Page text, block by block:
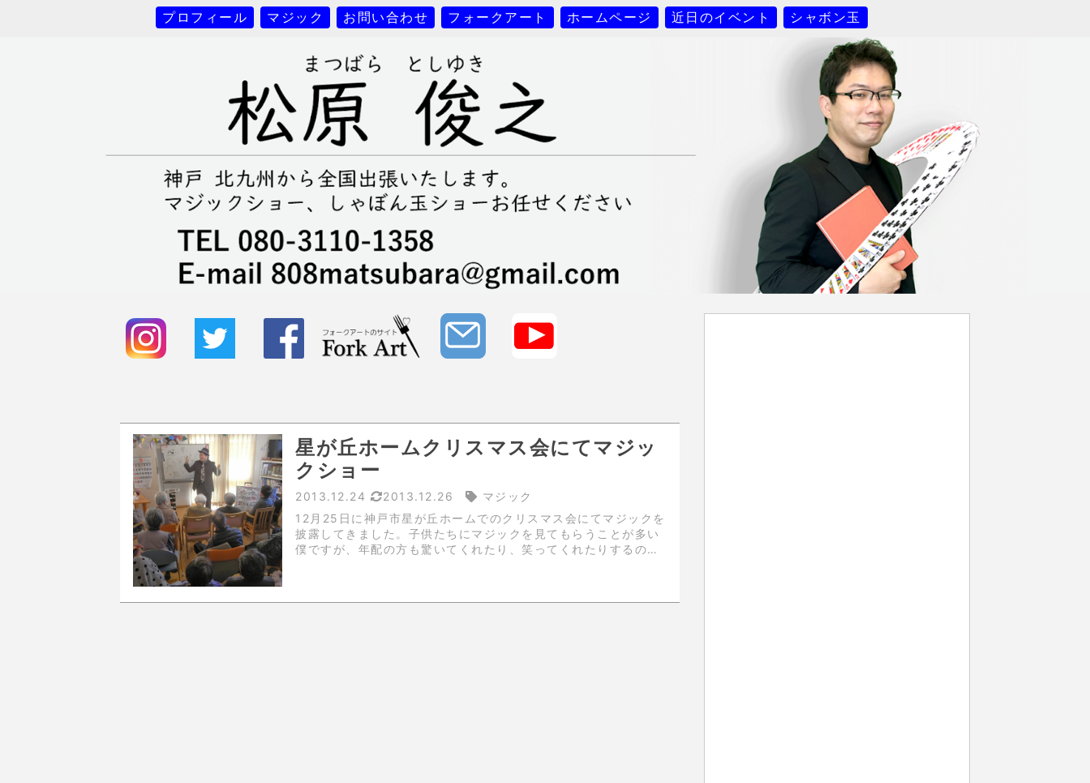
プロフィール マジック お問い合わせ フォークアート ホームページ 近日のイベント シャボン玉
星が丘ホームクリスマス会にてマジッ
クショー
2013.12.24 2013.12.26
マジック
12月25日に神戸市星が丘ホームでのクリスマス会にてマジックを
披露してきました。子供たちにマジックを見てもらうことが多い
僕ですが、年配の方も驚いてくれたり、笑ってくれたりするのが